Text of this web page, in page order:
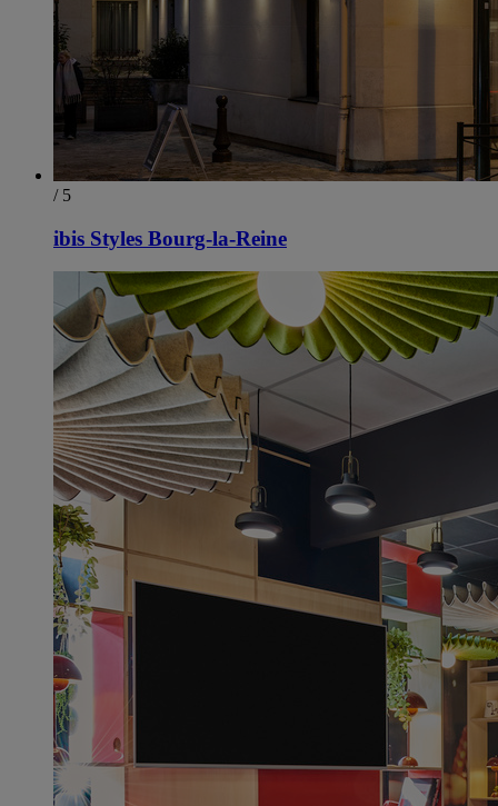
/ 5
ibis Styles Bourg-la-Reine